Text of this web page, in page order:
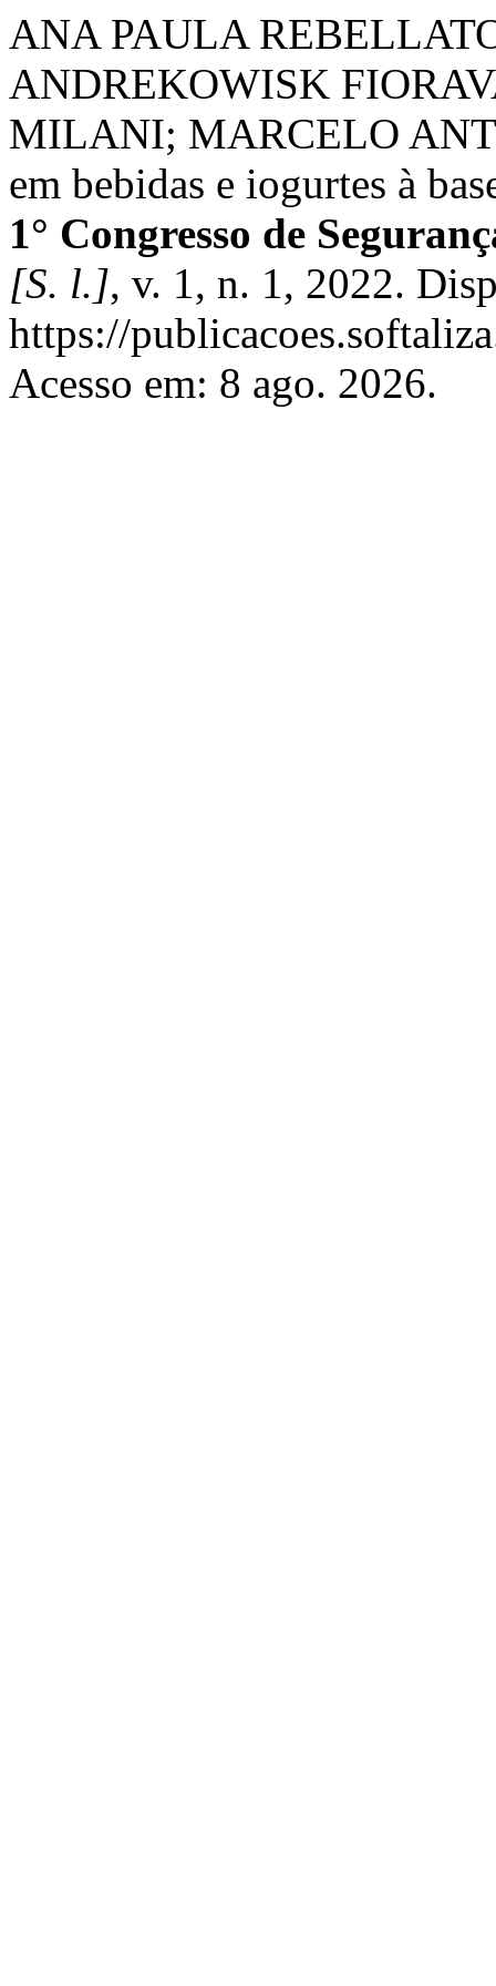
ANA PAULA
ANDREKOWISK
MILANI; MARCELO
em bebidas e iogurtes à
1° Congresso de
[S. l.], v. 1, n. 1, 2022.
https://
Acesso em: 8 ago. 2026.